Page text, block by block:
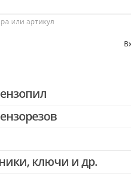
Stihl
Oleo-mac, Echo и др.
ключи и др.